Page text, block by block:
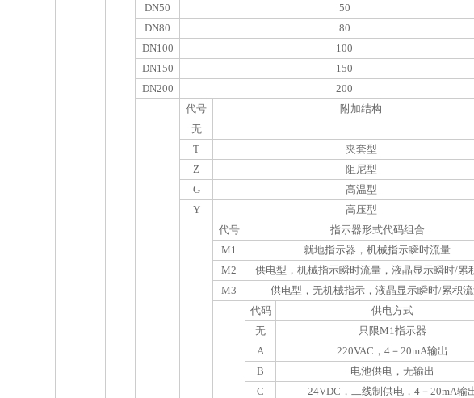
DN50
50
DN80
80
DN100
100
DN150
150
DN200
200
代号
附加结构
无
T
夹套型
Z
阻尼型
G
高温型
Y
高压型
代号
指示器形式代码组合
M1
就地指示器，机械指示瞬时流量
M2
供电型，机械指示瞬时流量，液晶显示瞬时/累
M3
供电型，无机械指示，液晶显示瞬时/累积
代码
供电方式
无
只限M1指示器
A
220VAC ， 4 － 20mA输出
B
电池供电，无输出
C
24VDC ，二线制供电， 4－ 20mA输